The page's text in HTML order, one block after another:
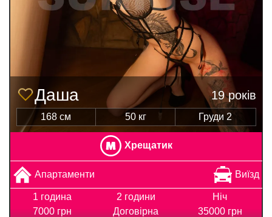
Даша 19 років
168 см 50 кг Груди 2
Хрещатик
Апартаменти Виїзд
1 година
7000 грн
2 години
Договірна
Ніч
35000 грн